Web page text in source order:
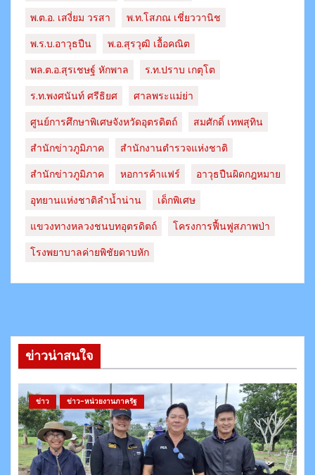
พ.ต.อ. เสงี่ยม วรสา
พ.ท.โสภณ เชี่ยววานิช
พ.ร.บ.อาวุธปืน
พ.อ.สุรวุฒิ เอื้อคณิต
พล.ต.อ.สุรเชษฐ์ หักพาล
ร.ท.ปราบ เกตุโต
ร.ท.พงศนันท์ ศรีธิยศ
ศาลพระแม่ย่า
ศูนย์การศึกษาพิเศษจังหวัดอุตรดิตถ์
สมศักดิ์ เทพสุทิน
สำนักข่าวภูมิภาค
สำนักงานตำรวจแห่งชาติ
สํานักข่าวภูมิภาค
หอการค้าแฟร์
อาวุธปืนผิดกฎหมาย
อุทยานแห่งชาติลำน้ำน่าน
เด็กพิเศษ
แขวงทางหลวงชนบทอุตรดิตถ์​
โครงการฟื้นฟูสภาพป่า
โรงพยาบาลค่ายพิชัยดาบหัก
ข่าวน่าสนใจ
ข่าว ข่าว-หน่วยงานภาครัฐ